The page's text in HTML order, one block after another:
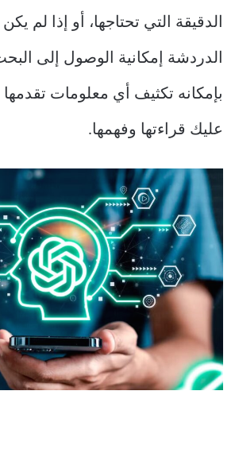
الدقيقة التي تحتاجها، أو إذا لم
الدردشة إمكانية الوصول إلى
بإمكانه تكثيف أي معلومات
عليك قراءتها وفهمها.